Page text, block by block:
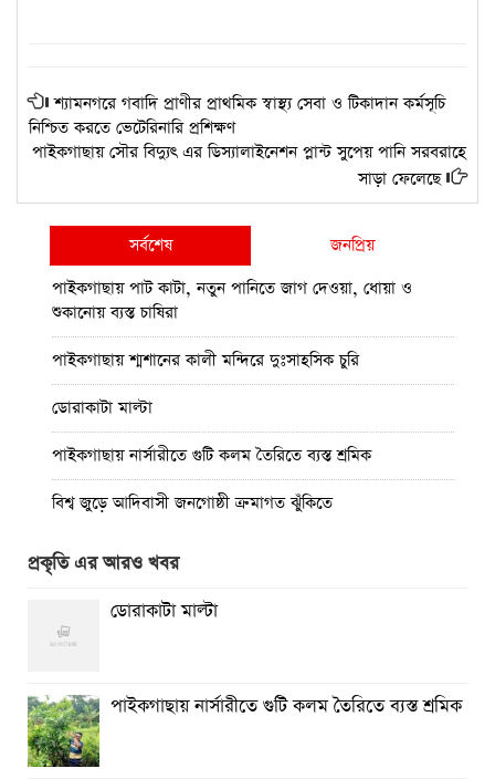
শ্যামনগরে গবাদি প্রাণীর প্রাথমিক স্বাস্থ্য সেবা ও টিকাদান কর্মসূচি
নিশ্চিত করতে ভেটেরিনারি প্রশিক্ষণ
পাইকগাছায় সৌর বিদ্যুৎ এর ডিস্যালাইনেশন প্লান্ট সুপেয় পানি সরবরাহে
সাড়া ফেলেছে
সর্বশেষ
জনপ্রিয়
পাইকগাছায় পাট কাটা, নতুন পানিতে জাগ দেওয়া, ধোয়া ও
শুকানোয় ব্যস্ত চাষিরা
পাইকগাছায় শ্মশানের কালী মন্দিরে দুঃসাহসিক চুরি
ডোরাকাটা মাল্টা
পাইকগাছায় নার্সারীতে গুটি কলম তৈরিতে ব্যস্ত শ্রমিক
বিশ্ব জুড়ে আদিবাসী জনগোষ্ঠী ক্রমাগত ঝুঁকিতে
নিত্য প্রয়োজনীয় দ্রব্যমূল্যের উর্ধ্বগতির প্রতিবাদে মাগুরায় ১১দলীয়
ঐক্য জোটেরস্মারকলিপি প্রদান
মাগুরায় সাকিব আল হাসানের বাড়িতে ভাঙচুর, পেট্রোল নিক্ষেপ ও
অগ্নিসংযোগ
পাইকগাছায় শিক্ষার্থী ও গরীব-দুস্থদের মাঝে সাইকেল-ভ্যান ও
সেলাই মেশিন বিতরণ
প্রকৃতি এর আরও খবর
ডোরাকাটা মাল্টা
পাইকগাছায় নার্সারীতে গুটি কলম তৈরিতে ব্যস্ত শ্রমিক